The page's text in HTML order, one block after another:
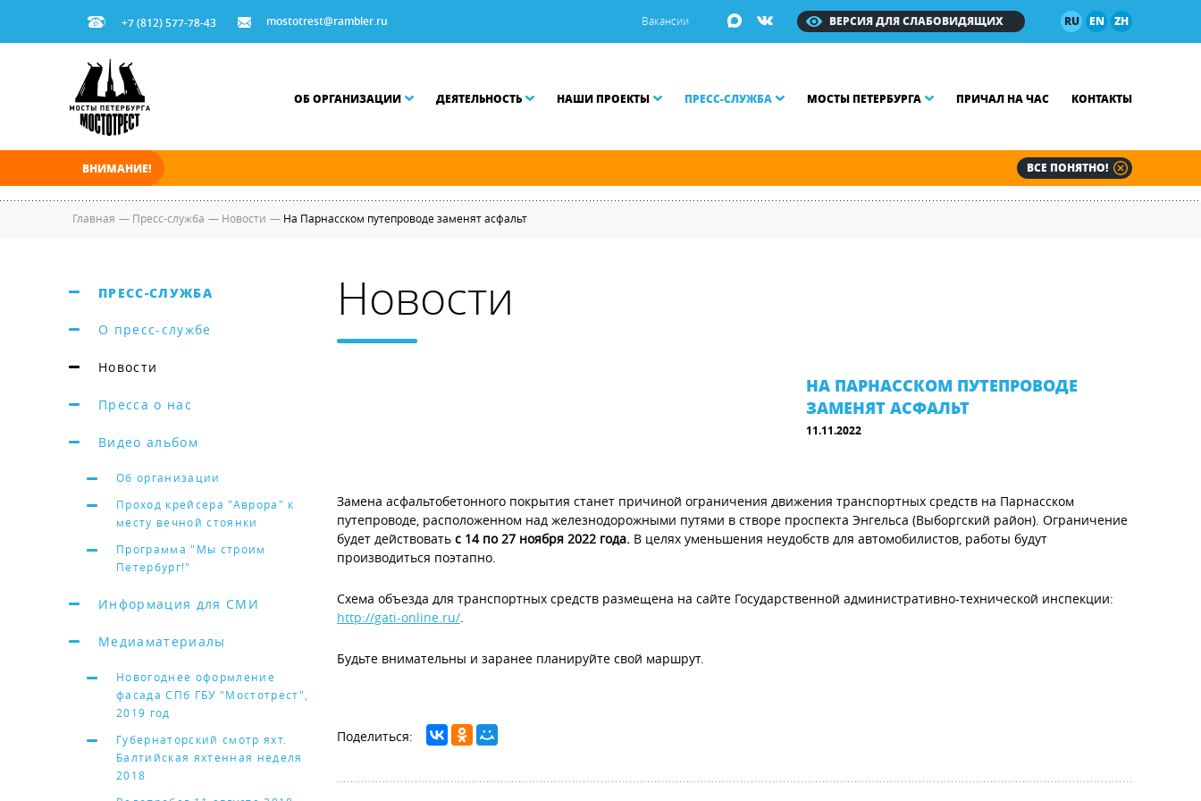
+7 (812) 577-78-43 mostotrest@rambler.ru RU EN ZH
ВЕРСИЯ ДЛЯ СЛАБОВИДЯЩИХ
Вакансии
ОБ ОРГАНИЗАЦИИ ДЕЯТЕЛЬНОСТЬ НАШИ ПРОЕКТЫ ПРЕСС-СЛУЖБА МОСТЫ ПЕТЕРБУРГА ПРИЧАЛ НА ЧАС КОНТАКТЫ
ВНИМАНИЕ! ВСЕ ПОНЯТНО!
Главная — Пресс-служба — Новости — На Парнасском путепроводе заменят асфальт
ПРЕСС-СЛУЖБА
О пресс-службе
Новости
Пресса о нас
Видео альбом
Об организации
Проход крейсера "Аврора" к
месту вечной стоянки
Программа "Мы строим
Петербург!"
Информация для СМИ
Медиаматериалы
Новогоднее оформление
фасада СПб ГБУ "Мостотрест",
2019 год
Губернаторский смотр яхт.
Балтийская яхтенная неделя
2018
Новости
НА ПАРНАССКОМ ПУТЕПРОВОДЕ
ЗАМЕНЯТ АСФАЛЬТ
11.11.2022
Замена асфальтобетонного покрытия станет причиной ограничения движения транспортных средств на Парнасском
путепроводе, расположенном над железнодорожными путями в створе проспекта Энгельса (Выборгский район). Ограничение
будет действовать с 14 по 27 ноября 2022 года. В целях уменьшения неудобств для автомобилистов, работы будут
производиться поэтапно.
Схема объезда для транспортных средств размещена на сайте Государственной административно-технической инспекции:
http://gati-online.ru/.
Будьте внимательны и заранее планируйте свой маршрут.